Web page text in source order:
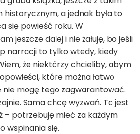
a jednak była to
się powieść roku. W
jeszcze dalej i nie żałuję, bo jeśli
narracji to tylko wtedy, kiedy
że niektórzy chcieliby, abym
które można łatwo
nie mogę tego zagwarantować.
Sama chcę wyzwań. To jest
– potrzebuję mieć za każdym
wspinania się.